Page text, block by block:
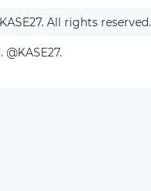
All rights reserved.